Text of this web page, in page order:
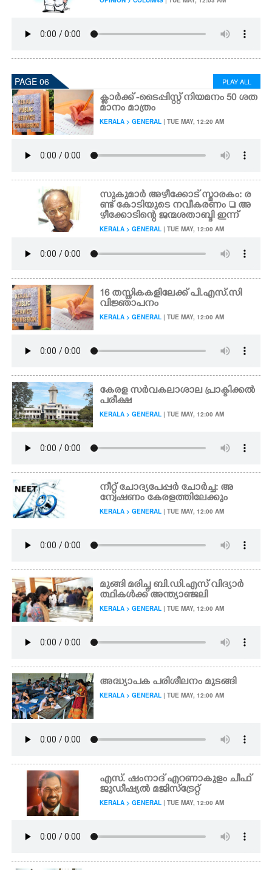
PAGE 06 PLAY ALL
ക്ലാർക്ക് -ടൈപ്പിസ്റ്റ് നിയമനം 50 ശത
മാനം മാത്രം
KERALA > GENERAL | TUE MAY, 12:20 AM
സുകുമാർ അഴീക്കോട് സ്മാരകം: ര
ണ്ട് കോടിയുടെ നവീകരണം  അ
ഴീക്കോടിന്റെ ജന്മശതാബ്ദി ഇന്ന്
KERALA > GENERAL | TUE MAY, 12:00 AM
16 തസ്തികകളിലേക്ക് പി.എസ്.സി
വിജ്ഞാപനം
KERALA > GENERAL | TUE MAY, 12:00 AM
കേരള സർവകലാശാല പ്രാക്ടിക്കൽ
പരീക്ഷ
KERALA > GENERAL | TUE MAY, 12:00 AM
നീറ്റ് ചോദ്യപേപ്പർ ചോർച്ച: അ
ന്വേഷണം കേരളത്തിലേക്കും
KERALA > GENERAL | TUE MAY, 12:00 AM
മുങ്ങി മരിച്ച ബി.ഡി.എസ് വിദ്യാർ
ത്ഥികൾക്ക് അന്ത്യാഞ്ജലി
KERALA > GENERAL | TUE MAY, 12:00 AM
അദ്ധ്യാപക പരിശീലനം മുടങ്ങി
KERALA > GENERAL | TUE MAY, 12:00 AM
എസ്. ഷംനാദ് എറണാകുളം ചീഫ്
ജുഡീഷ്യൽ മജിസ്ട്രേറ്റ്
KERALA > GENERAL | TUE MAY, 12:00 AM